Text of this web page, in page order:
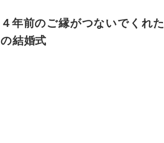
４年前のご縁がつないでくれ
の結婚式